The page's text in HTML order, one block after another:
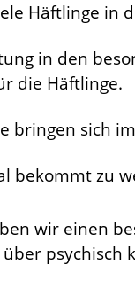
Häftlinge in
in den
die Häftlinge.
bringen sich
bekommt zu
wir einen
psychisch